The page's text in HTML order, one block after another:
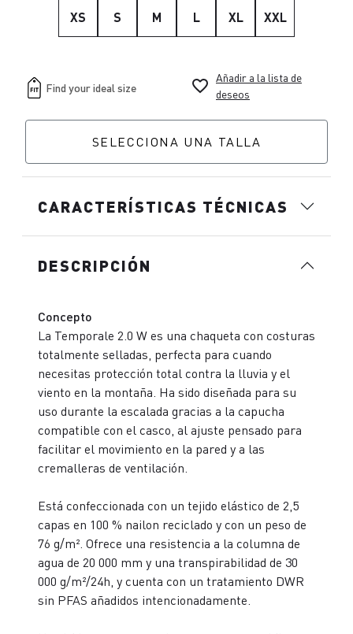
XS S M L XL XXL
favorite_border Añadir a la lista de
deseos
SELECCIONA UNA TALLA
CARACTERÍSTICAS TÉCNICAS
DESCRIPCIÓN
Concepto
La Temporale 2.0 W es una chaqueta con costuras
totalmente selladas, perfecta para cuando
necesitas protección total contra la lluvia y el
viento en la montaña. Ha sido diseñada para su
uso durante la escalada gracias a la capucha
compatible con el casco, al ajuste pensado para
facilitar el movimiento en la pared y a las
cremalleras de ventilación.
Está confeccionada con un tejido elástico de 2,5
capas en 100 % nailon reciclado y con un peso de
76 g/m². Ofrece una resistencia a la columna de
agua de 20 000 mm y una transpirabilidad de 30
000 g/m²/24h, y cuenta con un tratamiento DWR
sin PFAS añadidos intencionadamente.